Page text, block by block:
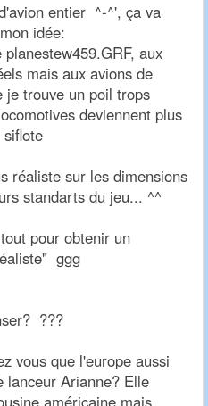
entier ^-^', ça va
idée:
aux
mais aux avions de
je trouve un poil trops
deviennent plus
réaliste sur les dimensions
standarts du jeu... ^^
pour obtenir un
ggg
???
vous que l'europe aussi
lanceur Arianne? Elle
américaine mais